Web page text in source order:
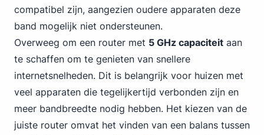
compatibel zijn, aangezien oudere apparaten deze
band mogelijk niet ondersteunen.
Overweeg om een router met 5 GHz capaciteit aan
te schaffen om te genieten van snellere
internetsnelheden. Dit is belangrijk voor huizen met
veel apparaten die tegelijkertijd verbonden zijn en
meer bandbreedte nodig hebben. Het kiezen van de
juiste router omvat het vinden van een balans tussen